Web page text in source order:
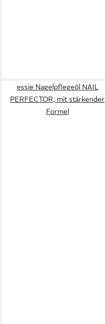
essie Nagelpflegeöl NAIL
PERFECTOR, mit stärkender
Formel